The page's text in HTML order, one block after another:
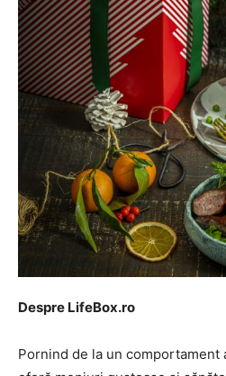
I've read and accept thePrivacy
32,111
Cititori
32,214
Cititori
Despre LifeBox.ro
Pornind de la un